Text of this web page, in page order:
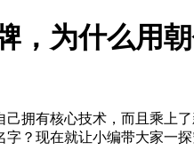
，为什么用
拥有核心技术，而且乘上
？现在就让小编带大家一探